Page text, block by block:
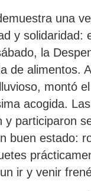
una
y solidaridad:
la
de alimentos.
montó
acogida.
participaron
buen estado:
ir y venir